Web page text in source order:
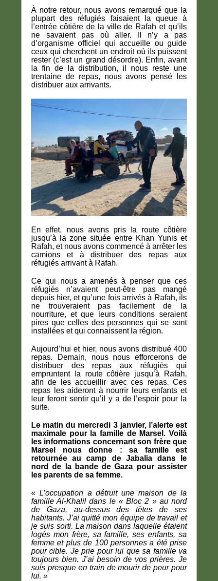
À notre retour, nous avons remarqué que la
plupart des réfugiés faisaient la queue à
l’entrée côtière de la ville de Rafah et qu’ils
ne savaient pas où aller. Il n’y a pas
d’organisme officiel qui accueille ou guide
ceux qui cherchent un endroit où ils puissent
rester (c’est un grand désordre). Enfin, avant
la fin de la distribution, il nous reste une
trentaine de repas, nous avons pensé les
distribuer aux arrivants.
En effet, nous avons pris la route côtière
jusqu’à la zone située entre Khan Yunis et
Rafah, et nous avons commencé à arrêter les
camions et à distribuer des repas aux
réfugiés arrivant à Rafah.
Ce qui nous a amenés à penser que ces
réfugiés n’avaient peut-être pas mangé
depuis hier, et qu’une fois arrivés à Rafah, ils
ne trouveraient pas facilement de la
nourriture, et que leurs conditions seraient
pires que celles des personnes qui se sont
installées et qui connaissent la région.
Aujourd’hui et hier, nous avons distribué 400
repas. Demain, nous nous efforcerons de
distribuer des repas aux réfugiés qui
empruntent la route côtière jusqu’à Rafah,
afin de les accueillir avec ces repas. Ces
repas les aideront à nourrir leurs enfants et
leur feront sentir qu’il y a de l’espoir pour la
suite.
Le matin du mercredi 3 janvier, l’alerte est
maximale pour la famille de Marsel. Voilà
les informations concernant son frère que
Marsel nous donne : sa famille est
retournée au camp de Jabalia dans le
nord de la bande de Gaza pour assister
les parents de sa femme.
« L’occupation a détruit une maison de la
famille Al-Khalil dans le « Bloc 2 » au nord
de Gaza, au-dessus des têtes de ses
habitants. J’ai quitté mon équipe de travail et
je suis sorti. La maison dans laquelle étaient
logés mon frère, sa famille, ses enfants, sa
femme et plus de 100 personnes a été prise
pour cible. Je prie pour lui que sa famille va
toujours bien. J’ai besoin de vos prières. Je
suis presque en train de mourir de peur pour
lui. »